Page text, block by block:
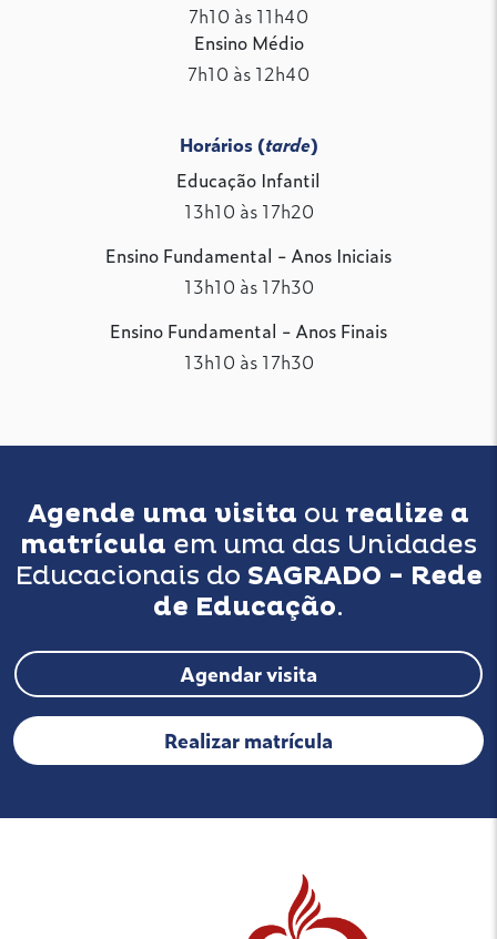
7h10 às 11h40
Ensino Médio
7h10 às 12h40
Horários (tarde)
Educação Infantil
13h10 às 17h20
Ensino Fundamental - Anos Iniciais
13h10 às 17h30
Ensino Fundamental - Anos Finais
13h10 às 17h30
Agende uma visita ou realize a
matrícula em uma das Unidades
Educacionais do SAGRADO - Rede
de Educação.
Agendar visita
Realizar matrícula